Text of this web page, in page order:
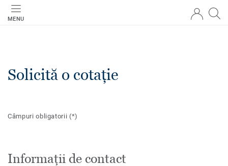
MENU
Solicită o cotație
Câmpuri obligatorii(*)
Informații de contact